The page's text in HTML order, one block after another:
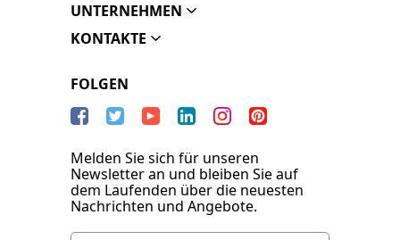
UNTERNEHMEN
KONTAKTE
FOLGEN
Melden Sie sich für unseren
Newsletter an und bleiben Sie auf
dem Laufenden über die neuesten
Nachrichten und Angebote.